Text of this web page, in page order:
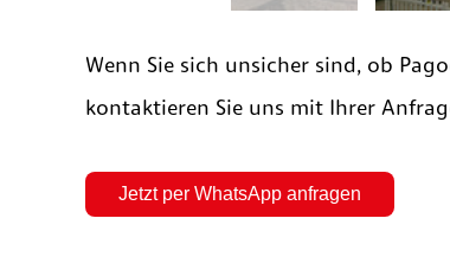
Wenn Sie sich unsicher sind, ob
kontaktieren Sie uns mit Ihrer
Jetzt per WhatsApp anfragen